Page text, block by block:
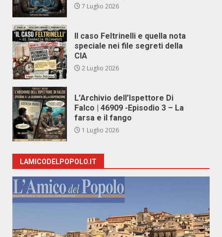
7 Luglio 2026
Il caso Feltrinelli e quella nota
speciale nei file segreti della
CIA
2 Luglio 2026
L’Archivio dell’Ispettore Di
Falco | 46909 -Episodio 3 – La
farsa e il fango
1 Luglio 2026
LAMICODELPOPOLO.IT